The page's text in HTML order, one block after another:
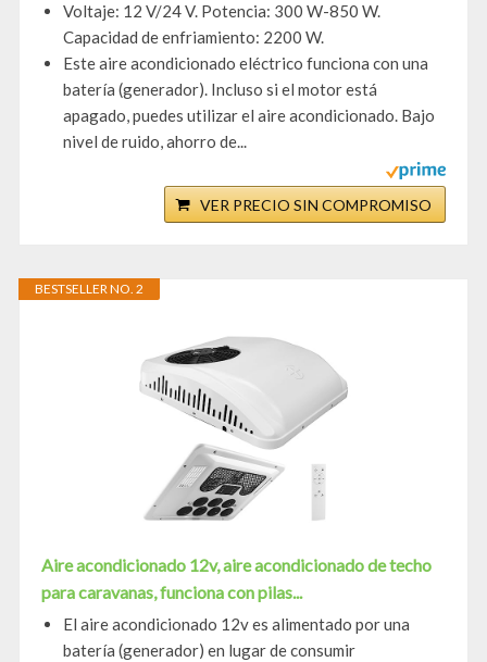
Voltaje: 12 V/24 V. Potencia: 300 W-850 W.
Capacidad de enfriamiento: 2200 W.
Este aire acondicionado eléctrico funciona con una
batería (generador). Incluso si el motor está
apagado, puedes utilizar el aire acondicionado. Bajo
nivel de ruido, ahorro de...
VER PRECIO SIN COMPROMISO
BESTSELLER NO. 2
Aire acondicionado 12v, aire acondicionado de techo
para caravanas, funciona con pilas...
El aire acondicionado 12v es alimentado por una
batería (generador) en lugar de consumir